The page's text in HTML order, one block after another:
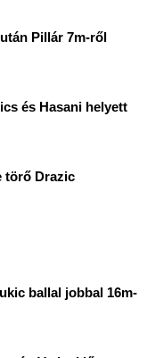
Pillár 7m-ről
és Hasani helyett
törő Drazic
ballal jobbal 16m-